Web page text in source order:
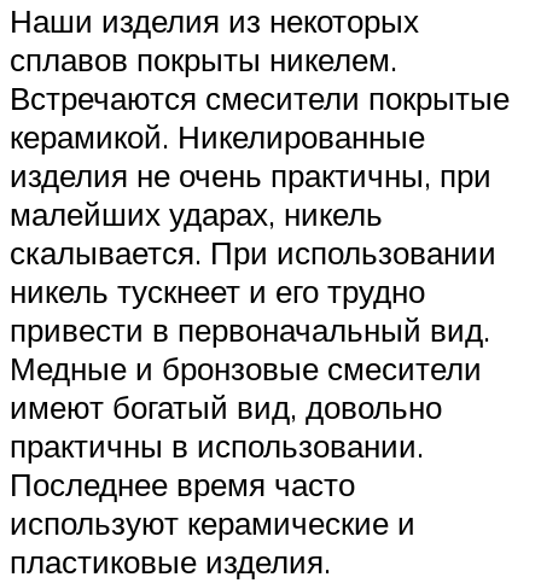
Наши изделия из некоторых
сплавов покрыты никелем.
Встречаются смесители покрытые
керамикой. Никелированные
изделия не очень практичны, при
малейших ударах, никель
скалывается. При использовании
никель тускнеет и его трудно
привести в первоначальный вид.
Медные и бронзовые смесители
имеют богатый вид, довольно
практичны в использовании.
Последнее время часто
используют керамические и
пластиковые изделия.